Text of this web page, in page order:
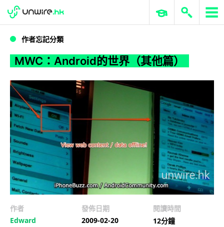
MWC：Android的世界（其他篇）
WWDC 2026 ERP 與商業 AI
作者忘記分類
MWC：Android的世界（其他篇）
作者
Edward
發佈日期
2009-02-20
閱讀時間
12分鐘